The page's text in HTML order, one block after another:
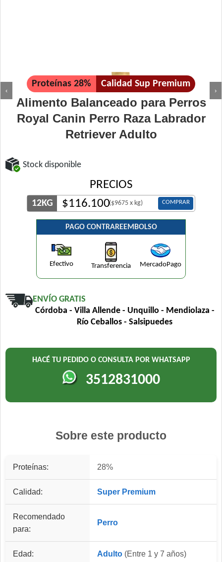
‹ ›
Proteínas 28% Calidad Sup Premium
Alimento Balanceado para Perros
Royal Canin Perro Raza Labrador
Retriever Adulto
Stock disponible
PRECIOS
12KG $116.100($9675 x kg) COMPRAR
PAGO CONTRAREEMBOLSO
Efectivo Transferencia MercadoPago
ENVÍO GRATIS
Córdoba - Villa Allende - Unquillo - Mendiolaza -
Río Ceballos - Salsipuedes
HACÉ TU PEDIDO O CONSULTA POR WHATSAPP
3512831000
Sobre este producto
Proteínas: 28%
Calidad: Super Premium
Recomendado
para:
Perro
Edad: Adulto (Entre 1 y 7 años)